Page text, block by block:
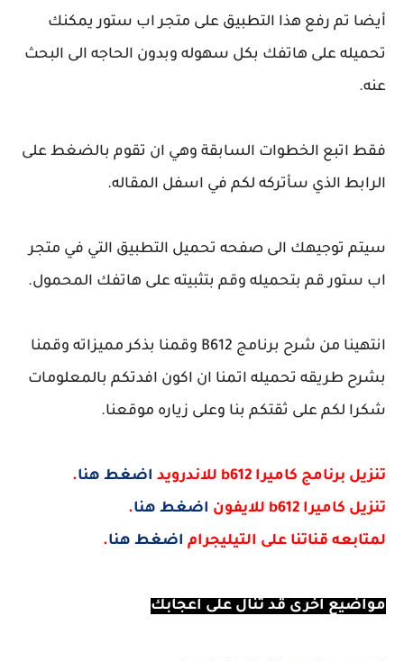
أيضا تم رفع هذا التطبيق على متجر اب ستور يمكنك
تحميله على هاتفك بكل سهوله وبدون الحاجه الى البحث
عنه.
فقط اتبع الخطوات السابقة وهي ان تقوم بالضغط على
الرابط الذي سأتركه لكم في اسفل المقاله.
سيتم توجيهك الى صفحه تحميل التطبيق التي في متجر
اب ستور قم بتحميله وقم بتثبيته على هاتفك المحمول.
انتهينا من شرح برنامج B612 وقمنا بذكر مميزاته وقمنا
بشرح طريقه تحميله اتمنا ان اكون افدتكم بالمعلومات
شكرا لكم على ثقتكم بنا وعلى زياره موقعنا.
تنزيل برنامج كاميرا b612 للاندرويد اضغط هنا.
تنزيل كاميرا b612 للايفون
اضغط هنا.
لمتابعه قناتنا على التيليجرام اضغط هنا.
مواضيع اخرى قد تنال على اعجابك